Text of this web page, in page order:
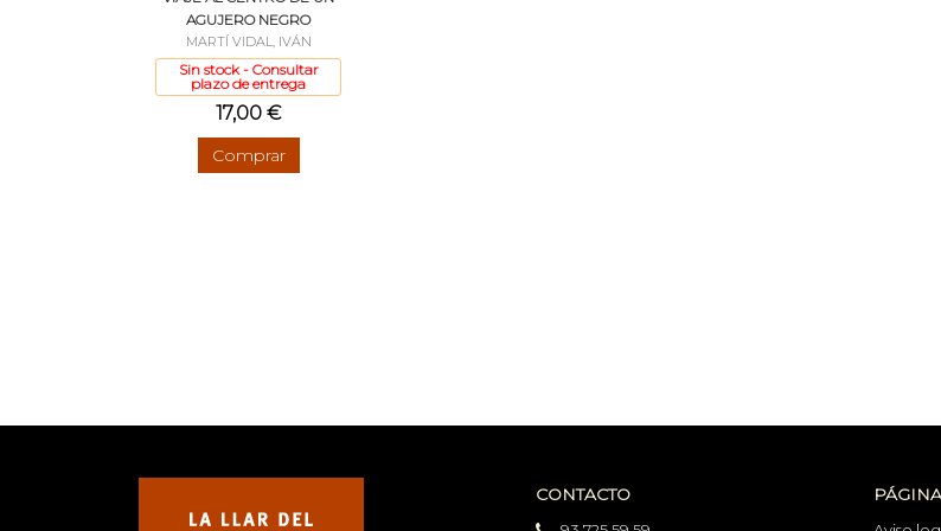
AGUJERO NEGRO
MARTÍ VIDAL, IVÁN
Sin stock - Consultar
plazo de entrega
17,00 €
Comprar
CONTACTO